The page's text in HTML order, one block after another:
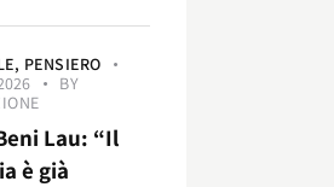
PENSIERO
BY
Lau: “Il
è già